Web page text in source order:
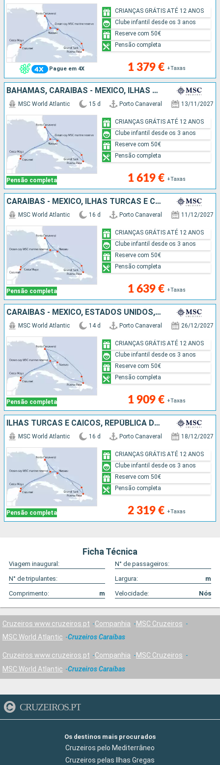
Pague em 4X 1 379 € +Taxas
CRIANÇAS GRÁTIS ATÉ 12 ANOS
Clube infantil desde os 3 anos
Reserve com 50€
Pensão completa
BAHAMAS, CARAIBAS - MEXICO, ILHAS TURCAS E CAICOS, REPÚBLICA DOMINICANA, ESTADOS UNIDOS
Pensão completa
MSC World Atlantic 15 d Porto Canaveral 13/11/2027
1 619 € +Taxas
CRIANÇAS GRÁTIS ATÉ 12 ANOS
Clube infantil desde os 3 anos
Reserve com 50€
Pensão completa
CARAIBAS - MEXICO, ILHAS TURCAS E CAICOS, REPÚBLICA DOMINICANA, BAHAMAS, ESTADOS UNIDOS
Pensão completa
MSC World Atlantic 16 d Porto Canaveral 11/12/2027
1 639 € +Taxas
CRIANÇAS GRÁTIS ATÉ 12 ANOS
Clube infantil desde os 3 anos
Reserve com 50€
Pensão completa
CARAIBAS - MEXICO, ESTADOS UNIDOS, ILHAS TURCAS E CAICOS, REPÚBLICA DOMINICANA, BAHAMAS
Pensão completa
MSC World Atlantic 14 d Porto Canaveral 26/12/2027
1 909 € +Taxas
CRIANÇAS GRÁTIS ATÉ 12 ANOS
Clube infantil desde os 3 anos
Reserve com 50€
Pensão completa
ILHAS TURCAS E CAICOS, REPÚBLICA DOMINICANA, ESTADOS UNIDOS, BAHAMAS, CARAIBAS - MEXICO
Pensão completa
MSC World Atlantic 16 d Porto Canaveral 18/12/2027
2 319 € +Taxas
CRIANÇAS GRÁTIS ATÉ 12 ANOS
Clube infantil desde os 3 anos
Reserve com 50€
Pensão completa
Ficha Técnica
Viagem inaugural:
N° de passageiros:
N° de tripulantes:
Largura:
m
Comprimento:
m Velocidade: Nós
Cruzeiros www.cruzeiros.pt Companhia
MSC Cruzeiros
MSC World Atlantic
Cruzeiros Caraíbas
Cruzeiros www.cruzeiros.pt Companhia
MSC Cruzeiros
MSC World Atlantic
Cruzeiros Caraíbas
CRUZEIROS.PT
Os destinos mais procurados
Cruzeiros pelo Mediterrâneo
Cruzeiros pelas Ilhas Gregas